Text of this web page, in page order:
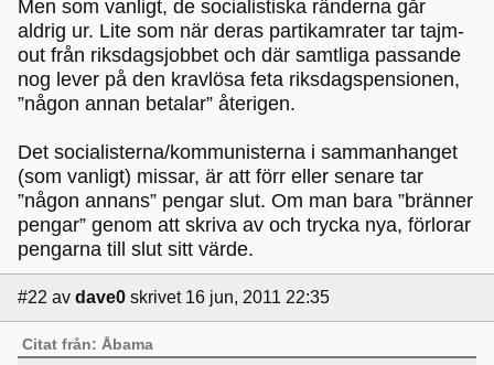
Men som vanligt, de socialistiska ränderna går
aldrig ur. Lite som när deras partikamrater tar tajm-
out från riksdagsjobbet och där samtliga passande
nog lever på den kravlösa feta riksdagspensionen,
”någon annan betalar” återigen.
Det socialisterna/kommunisterna i sammanhanget
(som vanligt) missar, är att förr eller senare tar
”någon annans” pengar slut. Om man bara ”bränner
pengar” genom att skriva av och trycka nya, förlorar
pengarna till slut sitt värde.
#22 av dave0 skrivet 16 jun, 2011 22:35
Citat från: Åbama